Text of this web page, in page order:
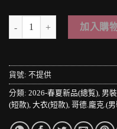
＊MINI PUNK LOLO＊歐
加入購
貨號: 不提供
分類: 2026-春夏新品(總覧), 男裝
(短款), 大衣(短款), 哥德.龐克.(